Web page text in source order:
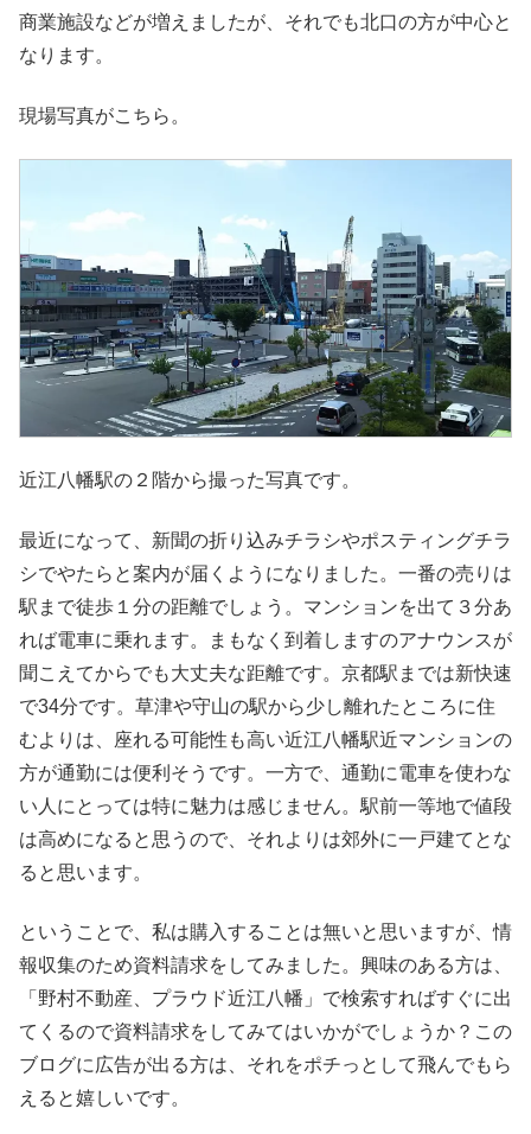
商業施設などが増えましたが、それでも北口の方が中心と
なります。
現場写真がこちら。
近江八幡駅の２階から撮った写真です。
最近になって、新聞の折り込みチラシやポスティングチラ
シでやたらと案内が届くようになりました。一番の売りは
駅まで徒歩１分の距離でしょう。マンションを出て３分あ
れば電車に乗れます。まもなく到着しますのアナウンスが
聞こえてからでも大丈夫な距離です。京都駅までは新快速
で34分です。草津や守山の駅から少し離れたところに住
むよりは、座れる可能性も高い近江八幡駅近マンションの
方が通勤には便利そうです。一方で、通勤に電車を使わな
い人にとっては特に魅力は感じません。駅前一等地で値段
は高めになると思うので、それよりは郊外に一戸建てとな
ると思います。
ということで、私は購入することは無いと思いますが、情
報収集のため資料請求をしてみました。興味のある方は、
「野村不動産、プラウド近江八幡」で検索すればすぐに出
てくるので資料請求をしてみてはいかがでしょうか？この
ブログに広告が出る方は、それをポチっとして飛んでもら
えると嬉しいです。